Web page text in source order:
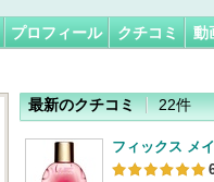
プロフィール クチコミ 動
最新のクチコミ 22件
フィックス メ